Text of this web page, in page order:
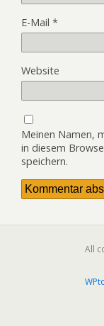
E-Mail *
Website
Meinen Namen,
in diesem
speichern.
All